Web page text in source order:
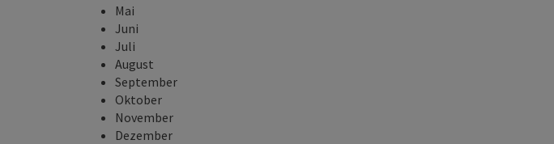
Mai
Juni
Juli
August
September
Oktober
November
Dezember